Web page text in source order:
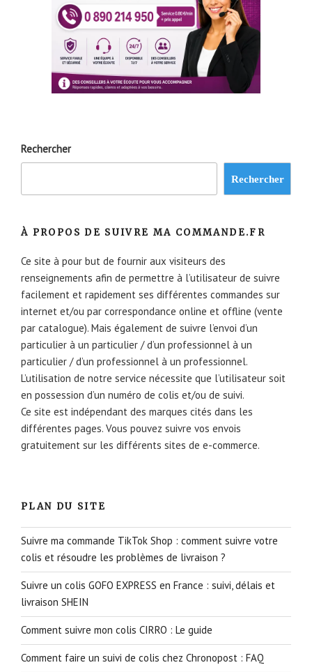
Rechercher
Rechercher
À PROPOS DE SUIVRE MA COMMANDE.FR
Ce site à pour but de fournir aux visiteurs des
renseignements afin de permettre à l’utilisateur de suivre
facilement et rapidement ses différentes commandes sur
internet et/ou par correspondance online et offline (vente
par catalogue). Mais également de suivre l’envoi d’un
particulier à un particulier / d’un professionnel à un
particulier / d’un professionnel à un professionnel.
L’utilisation de notre service nécessite que l’utilisateur soit
en possession d’un numéro de colis et/ou de suivi.
Ce site est indépendant des marques cités dans les
différentes pages. Vous pouvez suivre vos envois
gratuitement sur les différents sites de e-commerce.
PLAN DU SITE
Suivre ma commande TikTok Shop : comment suivre votre
colis et résoudre les problèmes de livraison ?
Suivre un colis GOFO EXPRESS en France : suivi, délais et
livraison SHEIN
Comment suivre mon colis CIRRO : Le guide
Comment faire un suivi de colis chez Chronopost : FAQ